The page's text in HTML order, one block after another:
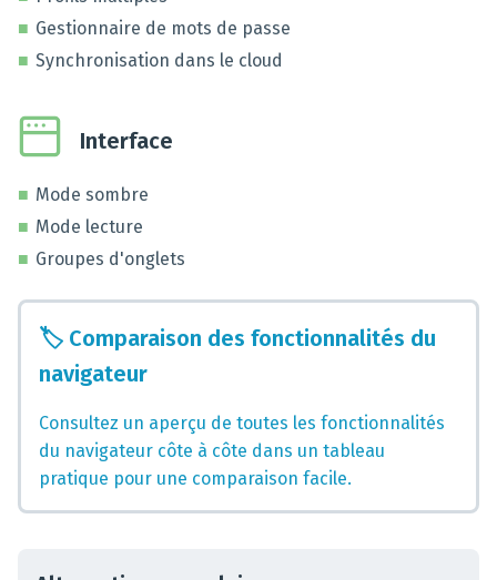
Gestionnaire de mots de passe
Synchronisation dans le cloud
Interface
Mode sombre
Mode lecture
Groupes d'onglets
🏷️ Comparaison des fonctionnalités du
navigateur
Consultez un aperçu de toutes les fonctionnalités
du navigateur côte à côte dans un tableau
pratique pour une comparaison facile.